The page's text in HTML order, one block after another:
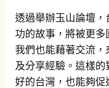
透過舉辦玉山論壇
功的故事，將被更多
我們也能藉著交流
及分享經驗。這樣
好的台灣，也能夠